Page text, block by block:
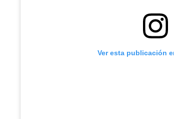
Ver esta publicación